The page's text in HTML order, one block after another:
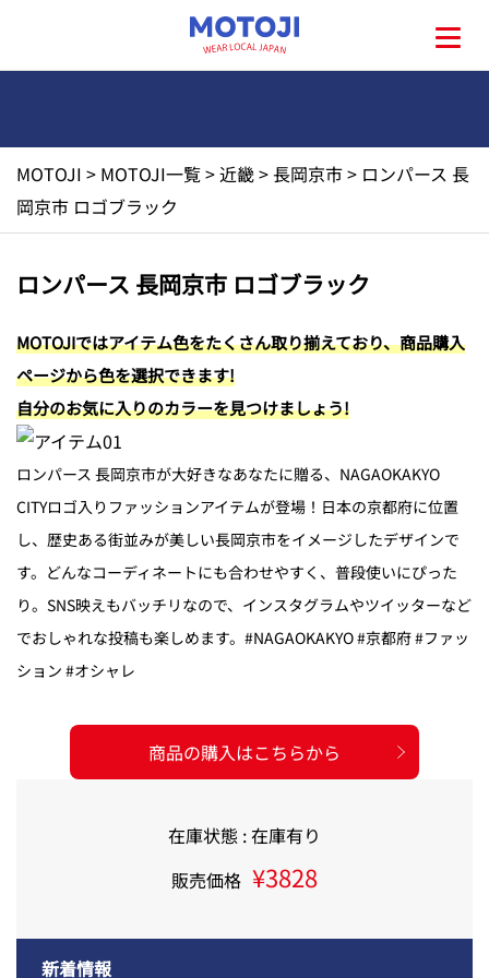
地元一覧
お問い合わせ
MOTOJI > MOTOJI一覧>近畿>長岡京市> ロンパース 長
岡京市 ロゴブラック
新着情報
ロンパース 長岡京市 ロゴブラック
MOTOJIではアイテム色をたくさん取り揃えており、商品購入
ページから色を選択できます!
自分のお気に入りのカラーを見つけましょう!
ロンパース 長岡京市が大好きなあなたに贈る、NAGAOKAKYO
CITYロゴ入りファッションアイテムが登場！日本の京都府に位置
し、歴史ある街並みが美しい長岡京市をイメージしたデザインで
す。どんなコーディネートにも合わせやすく、普段使いにぴった
り。SNS映えもバッチリなので、インスタグラムやツイッターなど
でおしゃれな投稿も楽しめます。#NAGAOKAKYO #京都府 #ファッ
ション #オシャレ
商品の購入はこちらから
在庫状態 : 在庫有り
販売価格 ¥3828